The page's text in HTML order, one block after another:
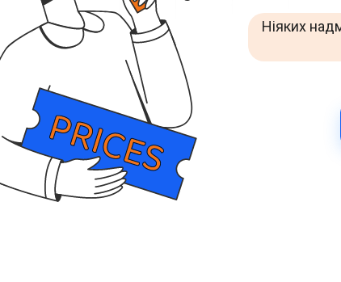
Покращуйте взаємодію з клієнтами через
всьому світі.
RCS Messaging
Відкрийте можливості бізнес-повідомлень нового
покоління з мультимедіа та інтерактивністю.
Voice (VoIP Gateway)
Єдиний глобальний VoIP-хаб для якісних бізнес-
дзвінків у всьому світі.
Ніяких